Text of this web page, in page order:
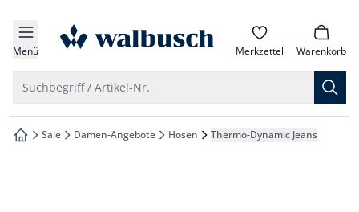
springen
springen
springen
springen
Menü zur Startseite Merkzettel Warenkorb
Suchbegriff / Artikel-Nr.
zur Startseite
Sale Damen-Angebote Hosen Thermo-Dynamic Jeans